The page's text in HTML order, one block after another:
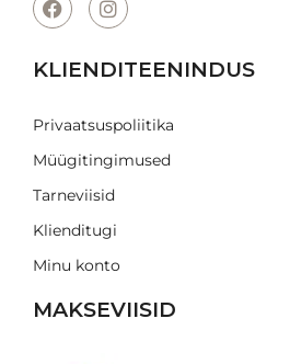
KLIENDITEENINDUS
Privaatsuspoliitika
Müügitingimused
Tarneviisid
Klienditugi
Minu konto
MAKSEVIISID